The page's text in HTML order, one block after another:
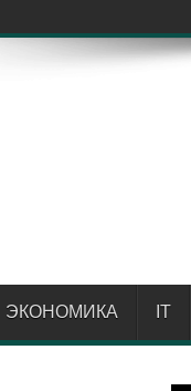
ЭКОНОМИКА IT